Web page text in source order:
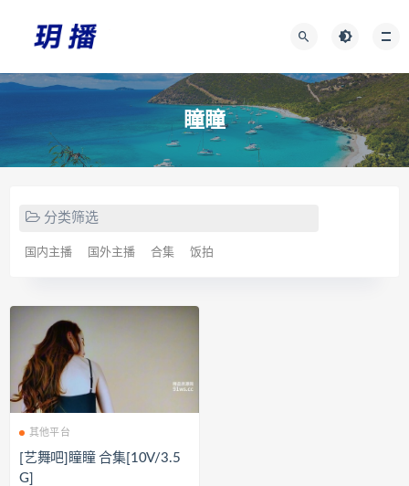
瞳瞳
分类筛选
国内主播 国外主播 合集 饭拍
其他平台
[艺舞吧]瞳瞳 合集[10V/3.5
G]